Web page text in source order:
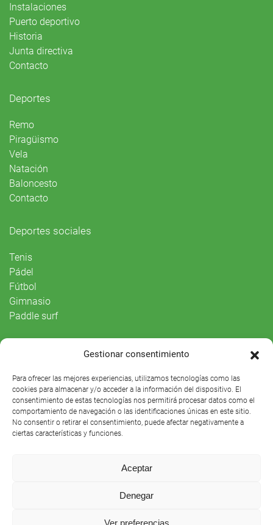
Gestionar consentimiento
Para ofrecer las mejores experiencias, utilizamos tecnologías como las
cookies para almacenar y/o acceder a la información del dispositivo. El
consentimiento de estas tecnologías nos permitirá procesar datos como el
comportamiento de navegación o las identificaciones únicas en este sitio.
No consentir o retirar el consentimiento, puede afectar negativamente a
ciertas características y funciones.
Aceptar
Denegar
Ver preferencias
Instalaciones
Puerto deportivo
Historia
Junta directiva
Contacto
Deportes
Remo
Piragüismo
Vela
Natación
Baloncesto
Contacto
Deportes sociales
Tenis
Pádel
Fútbol
Gimnasio
Paddle surf
Agenda
Club Náutico Sevilla © 2021 |Aviso legal